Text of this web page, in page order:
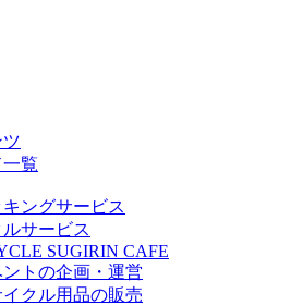
覧
ングサービス
サービス
SUGIRIN CAFE
トの企画・運営
クル用品の販売